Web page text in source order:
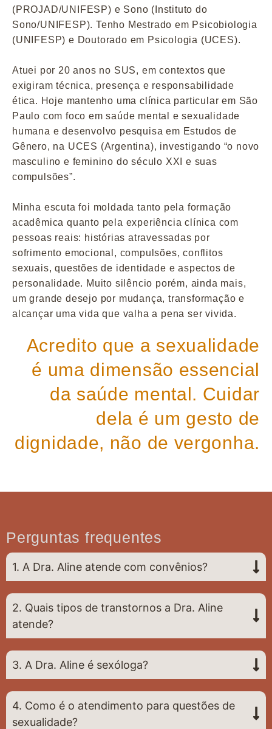
(PROJAD/UNIFESP) e Sono (Instituto do
Sono/UNIFESP). Tenho Mestrado em Psicobiologia
(UNIFESP) e Doutorado em Psicologia (UCES).
Atuei por 20 anos no SUS, em contextos que
exigiram técnica, presença e responsabilidade
ética. Hoje mantenho uma clínica particular em São
Paulo com foco em saúde mental e sexualidade
humana e desenvolvo pesquisa em Estudos de
Gênero, na UCES (Argentina), investigando “o novo
masculino e feminino do século XXI e suas
compulsões”.
Minha escuta foi moldada tanto pela formação
acadêmica quanto pela experiência clínica com
pessoas reais: histórias atravessadas por
sofrimento emocional, compulsões, conflitos
sexuais, questões de identidade e aspectos de
personalidade. Muito silêncio porém, ainda mais,
um grande desejo por mudança, transformação e
alcançar uma vida que valha a pena ser vivida.
Acredito que a sexualidade
é uma dimensão essencial
da saúde mental. Cuidar
dela é um gesto de
dignidade, não de vergonha.
Perguntas frequentes
1. A Dra. Aline atende com convênios?
2. Quais tipos de transtornos a Dra. Aline
atende?
3. A Dra. Aline é sexóloga?
4. Como é o atendimento para questões de
sexualidade?